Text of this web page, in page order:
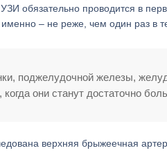
обязательно проводится в
– не реже, чем один раз в
поджелудочной железы,
они станут достаточно
верхняя брыжеечная